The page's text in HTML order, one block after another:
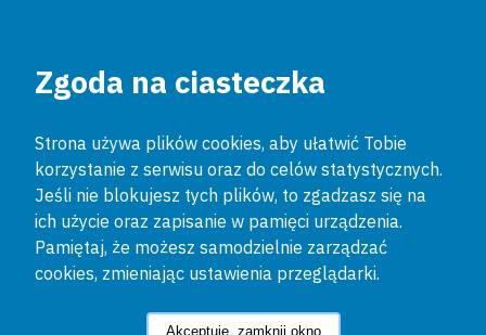
Zgoda na ciasteczka
Strona używa plików cookies, aby ułatwić Tobie
korzystanie z serwisu oraz do celów statystycznych.
Jeśli nie blokujesz tych plików, to zgadzasz się na
ich użycie oraz zapisanie w pamięci urządzenia.
Pamiętaj, że możesz samodzielnie zarządzać
cookies, zmieniając ustawienia przeglądarki.
Akceptuję, zamknij okno